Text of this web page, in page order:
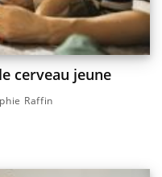
cerveau jeune
Raffin